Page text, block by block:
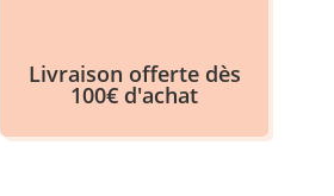
Livraison offerte dès
100€ d'achat